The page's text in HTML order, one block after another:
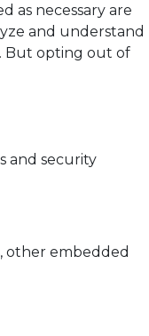
as necessary are
and understand
But opting out of
and security
other embedded